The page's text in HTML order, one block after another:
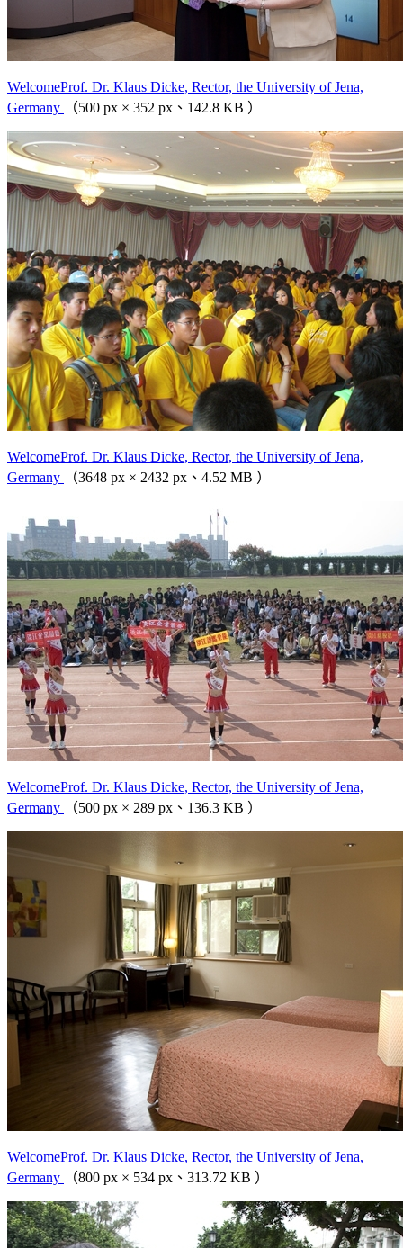
WelcomeProf. Dr. Klaus Dicke, Rector, the University of Jena,
Germany
（500 px × 352 px、142.8 KB ）
WelcomeProf. Dr. Klaus Dicke, Rector, the University of Jena,
Germany
（3648 px × 2432 px、4.52 MB ）
WelcomeProf. Dr. Klaus Dicke, Rector, the University of Jena,
Germany
（500 px × 289 px、136.3 KB ）
WelcomeProf. Dr. Klaus Dicke, Rector, the University of Jena,
Germany
（800 px × 534 px、313.72 KB ）